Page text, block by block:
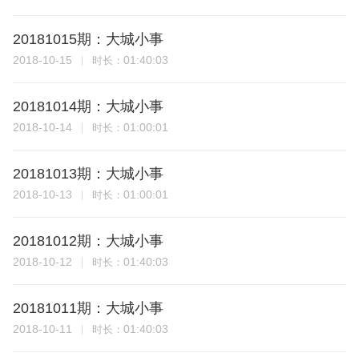
20181015期：大城小事
2018-10-15 时长： 01:40:03
20181014期：大城小事
2018-10-14 时长： 01:00:01
20181013期：大城小事
2018-10-13 时长： 01:00:01
20181012期：大城小事
2018-10-12 时长： 01:40:03
20181011期：大城小事
2018-10-11 时长： 01:40:03